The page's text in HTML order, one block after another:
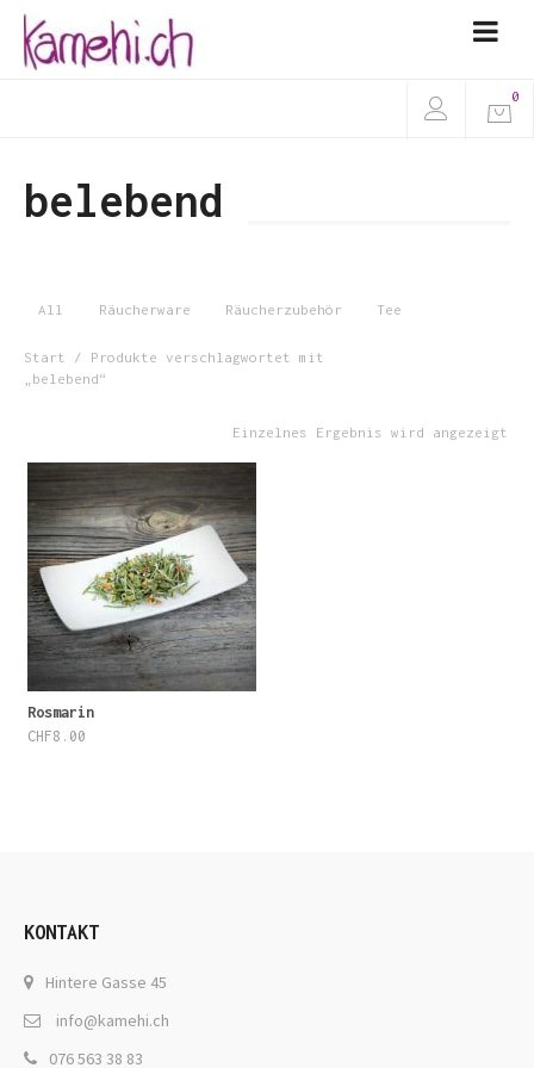
0
belebend
All Räucherware Räucherzubehör Tee
Start
/ Produkte verschlagwortet mit
„belebend“
Einzelnes Ergebnis wird angezeigt
Rosmarin
CHF8.00
KONTAKT
Hintere Gasse 45
info@kamehi.ch
076 563 38 83